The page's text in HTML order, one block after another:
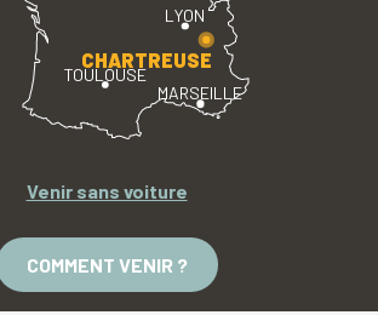
LYON
TOULOUSE
MARSEILLE
CHARTREUSE
Venir sans voiture
COMMENT VENIR ?